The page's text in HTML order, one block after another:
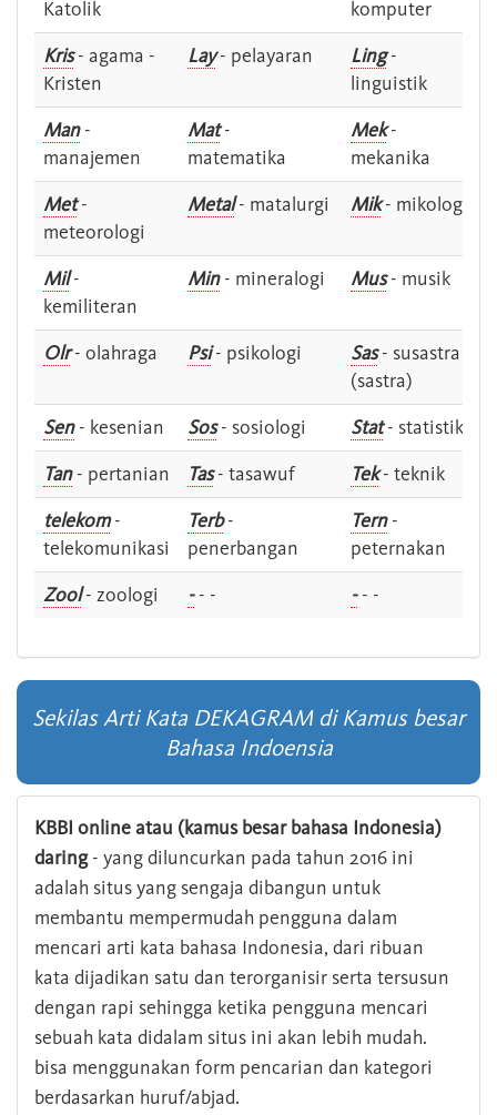
Katolik
komputer
Kris- agama -
Kristen
Lay- pelayaran Ling-
linguistik
Man-
manajemen
Mat-
matematika
Mek-
mekanika
Met-
meteorologi
Metal- matalurgi Mik- mikologi
Mil-
kemiliteran
Min- mineralogi Mus- musik
Olr- olahraga Psi- psikologi Sas- susastra -
(sastra)
Sen- kesenian Sos- sosiologi Stat- statistik
Tan- pertanian Tas- tasawuf Tek- teknik
telekom-
telekomunikasi
Terb-
penerbangan
Tern-
peternakan
Zool- zoologi -- - -- -
Sekilas Arti Kata DEKAGRAM di Kamus besar
Bahasa Indoensia
KBBI online atau (kamus besar bahasa Indonesia)
daring- yang diluncurkan pada tahun 2016 ini
adalah situs yang sengaja dibangun untuk
membantu mempermudah pengguna dalam
mencari arti kata bahasa Indonesia, dari ribuan
kata dijadikan satu dan terorganisir serta tersusun
dengan rapi sehingga ketika pengguna mencari
sebuah kata didalam situs ini akan lebih mudah.
bisa menggunakan form pencarian dan kategori
berdasarkan huruf/abjad.